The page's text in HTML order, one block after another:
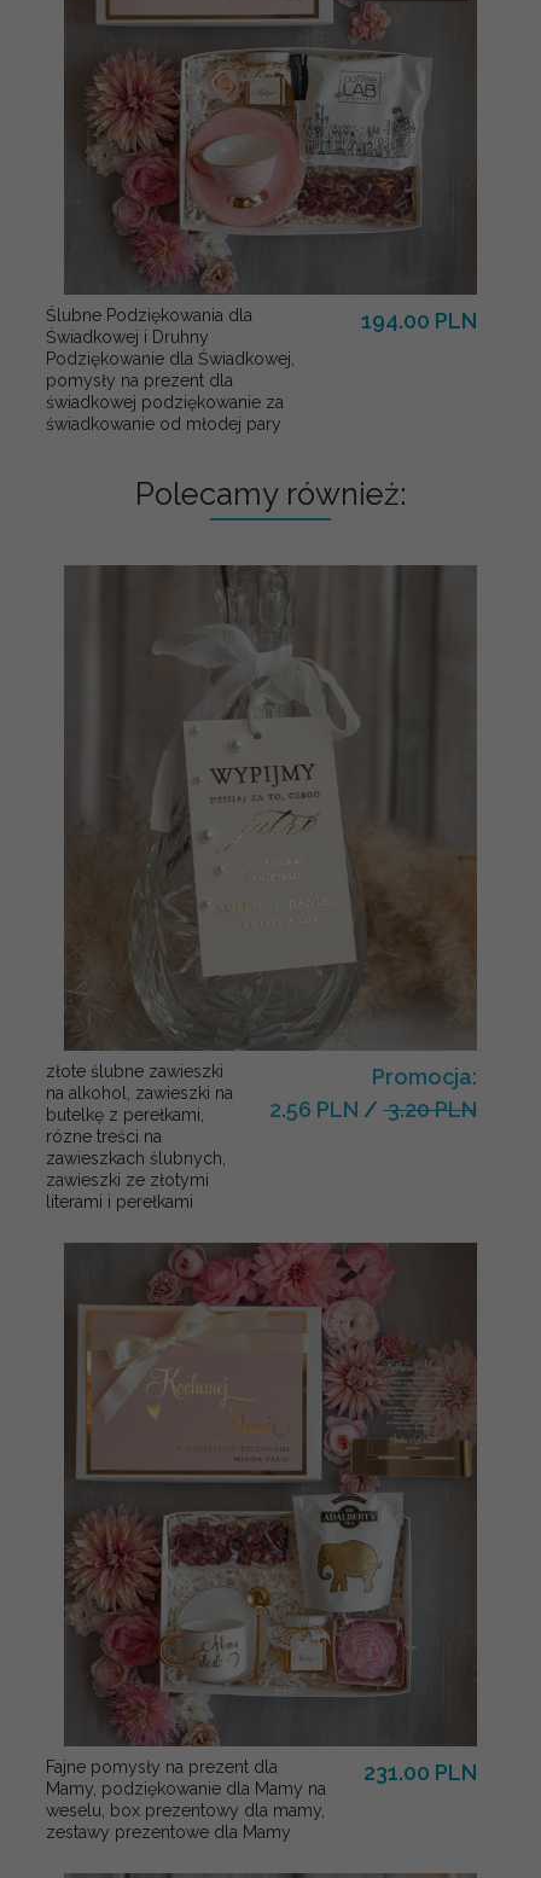
Ślubne Podziękowania dla
Świadkowej i Druhny
Podziękowanie dla Świadkowej,
pomysły na prezent dla
świadkowej podziękowanie za
świadkowanie od młodej pary
194.00 PLN
Polecamy również:
złote ślubne zawieszki
na alkohol, zawieszki na
butelkę z perełkami,
rózne treści na
zawieszkach ślubnych,
zawieszki ze złotymi
literami i perełkami
Promocja:
2.56 PLN / 3.20 PLN
Fajne pomysły na prezent dla
Mamy, podziękowanie dla Mamy na
weselu, box prezentowy dla mamy,
zestawy prezentowe dla Mamy
231.00 PLN